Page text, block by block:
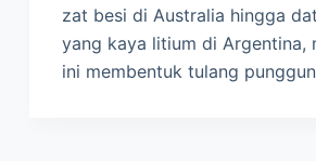
zat besi di Australia hingga
yang kaya litium di Argentina,
ini membentuk tulang